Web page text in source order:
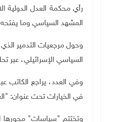
رأي محكمة العدل
المشهد السياسي وما
وحول مرجعيات التدمير
السياسي الإسرائيلي، عبر
وفي العدد، يراجع الكاتب
في الخيارات تحت عنوان:
وتختتم "سياسات" محورها